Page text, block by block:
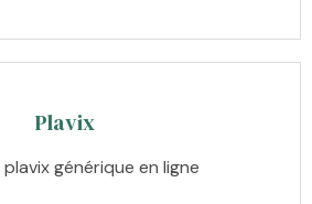
Plavix
générique en ligne